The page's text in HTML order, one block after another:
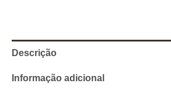
Descrição
Informação adicional